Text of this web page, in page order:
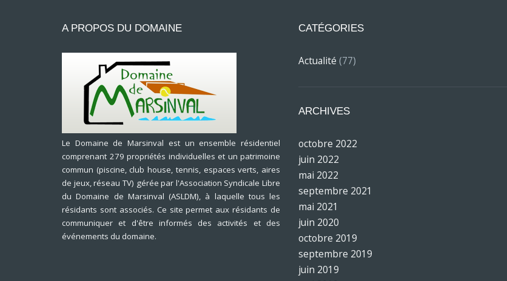
A PROPOS DU DOMAINE
Le Domaine de Marsinval est un ensemble résidentiel
comprenant 279 propriétés individuelles et un patrimoine
commun (piscine, club house, tennis, espaces verts, aires
de jeux, réseau TV) gérée par l'Association Syndicale Libre
du Domaine de Marsinval (ASLDM), à laquelle tous les
résidants sont associés. Ce site permet aux résidants de
communiquer et d'être informés des activités et des
événements du domaine.
CATÉGORIES
Actualité (77)
ARCHIVES
octobre 2022
juin 2022
mai 2022
septembre 2021
mai 2021
juin 2020
octobre 2019
septembre 2019
juin 2019